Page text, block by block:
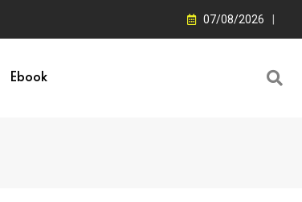
07/08/2026
Ebook